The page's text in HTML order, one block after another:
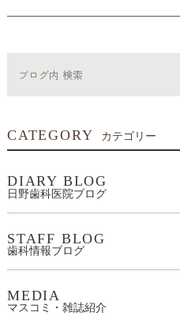
CATEGORY カテゴリー
DIARY BLOG
日野歯科医院ブログ
STAFF BLOG
歯科情報ブログ
MEDIA
マスコミ・雑誌紹介